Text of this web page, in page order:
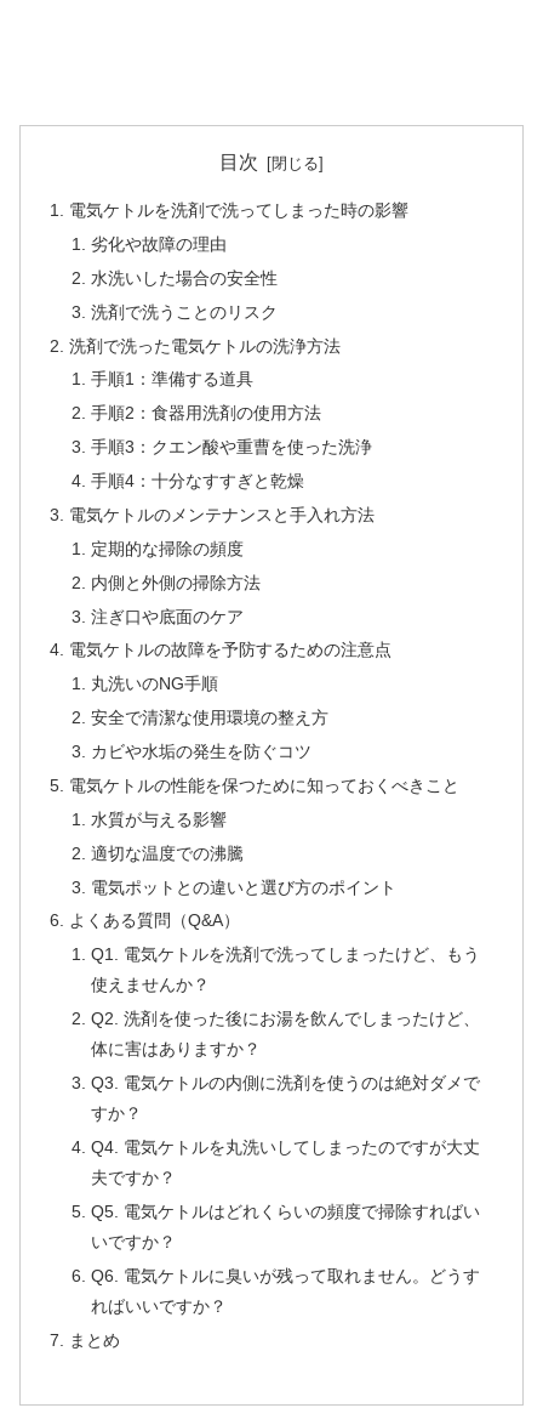
目次
電気ケトルを洗剤で洗ってしまった時の影響
劣化や故障の理由
水洗いした場合の安全性
洗剤で洗うことのリスク
洗剤で洗った電気ケトルの洗浄方法
手順1：準備する道具
手順2：食器用洗剤の使用方法
手順3：クエン酸や重曹を使った洗浄
手順4：十分なすすぎと乾燥
電気ケトルのメンテナンスと手入れ方法
定期的な掃除の頻度
内側と外側の掃除方法
注ぎ口や底面のケア
電気ケトルの故障を予防するための注意点
丸洗いのNG手順
安全で清潔な使用環境の整え方
カビや水垢の発生を防ぐコツ
電気ケトルの性能を保つために知っておくべきこと
水質が与える影響
適切な温度での沸騰
電気ポットとの違いと選び方のポイント
よくある質問（Q&A）
Q1. 電気ケトルを洗剤で洗ってしまったけど、もう
使えませんか？
Q2. 洗剤を使った後にお湯を飲んでしまったけど、
体に害はありますか？
Q3. 電気ケトルの内側に洗剤を使うのは絶対ダメで
すか？
Q4. 電気ケトルを丸洗いしてしまったのですが大丈
夫ですか？
Q5. 電気ケトルはどれくらいの頻度で掃除すればい
いですか？
Q6. 電気ケトルに臭いが残って取れません。どうす
ればいいですか？
まとめ